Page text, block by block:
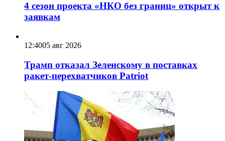
4 сезон проекта «НКО без границ» открыт к
заявкам
12:4005 авг 2026
Трамп отказал Зеленскому в поставках
ракет-перехватчиков Patriot